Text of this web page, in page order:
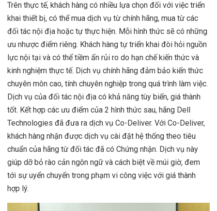
Trên thực tế, khách hàng có nhiều lựa chọn đối với việc triển
khai thiết bị, có thể mua dịch vụ từ chính hãng, mua từ các
đối tác nội địa hoặc tự thực hiện. Mỗi hình thức sẽ có những
ưu nhược điểm riêng. Khách hàng tự triển khai đòi hỏi nguồn
lực nội tại và có thể tiềm ẩn rủi ro do hạn chế kiến thức và
kinh nghiệm thực tế. Dịch vụ chính hãng đảm bảo kiến thức
chuyên môn cao, tính chuyên nghiệp trong quá trình làm việc.
Dịch vụ của đối tác nội địa có khả năng tùy biến, giá thành
tốt. Kết hợp các ưu điểm của 2 hình thức sau, hãng Dell
Technologies đã đưa ra dịch vụ Co-Deliver. Với Co-Deliver,
khách hàng nhận được dịch vụ cài đặt hệ thống theo tiêu
chuẩn của hãng từ đối tác đã có Chứng nhận. Dịch vụ này
giúp dỡ bỏ rào cản ngôn ngữ và cách biệt về múi giờ, đem
tới sự uyển chuyển trong phạm vi công việc với giá thành
hợp lý.